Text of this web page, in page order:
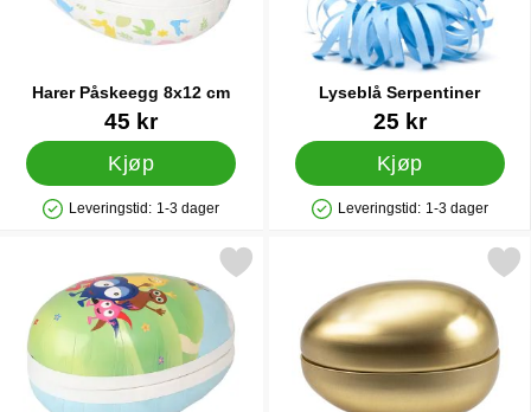
Harer Påskeegg 8x12 cm
Varenummer 90358
45 kr
Kjøp
Produkttilgjengelighet: På lager
Leveringstid: 1-3 dager
Lyseblå Serpentiner
Varenummer 12510
25 kr
Kjøp
Produkttilgjengelighet: På lager
Leveringstid: 1-3 dager
Merk babblarna Påskeegg 8x12 cm som favoritt
Merk gyllent Påskeegg